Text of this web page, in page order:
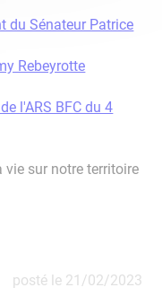
du Sénateur Patrice
Rebeyrotte
l'ARS BFC du 4
vie sur notre territoire
posté le 21/02/2023